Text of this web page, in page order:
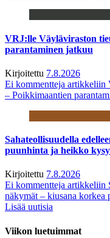
VRJ:lle Väyläviraston
parantaminen jatkuu
Kirjoitettu 7.8.2026
Ei kommentteja artikkeliin
– Poikkimaantien
Sahateollisuudella
puunhinta ja heikko
Kirjoitettu 7.8.2026
Ei kommentteja artikkeliin
näkymät – kiusana korkea
Lisää uutisia
Viikon luetuimmat